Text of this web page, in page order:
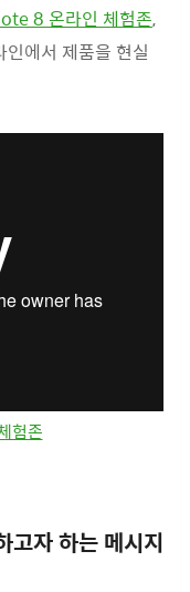
8 온라인 체험존,
인에서 제품을 현실
험존
자 하는 메시지